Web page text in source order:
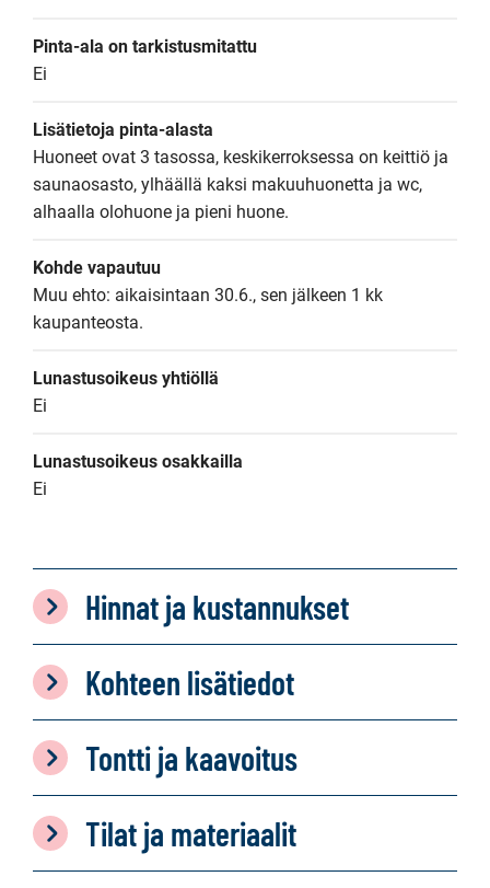
Pinta-ala on tarkistusmitattu
Ei
Lisätietoja pinta-alasta
Huoneet ovat 3 tasossa, keskikerroksessa on keittiö ja
saunaosasto, ylhäällä kaksi makuuhuonetta ja wc,
alhaalla olohuone ja pieni huone.
Kohde vapautuu
Muu ehto: aikaisintaan 30.6., sen jälkeen 1 kk
kaupanteosta.
Lunastusoikeus yhtiöllä
Ei
Lunastusoikeus osakkailla
Ei
Hinnat ja kustannukset
Kohteen lisätiedot
Tontti ja kaavoitus
Tilat ja materiaalit